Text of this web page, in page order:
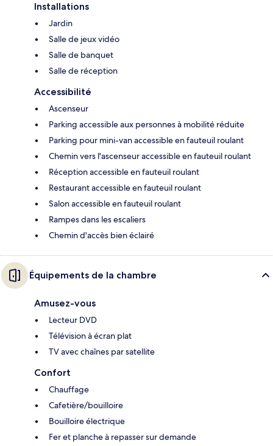
Installations
Jardin
Salle de jeux vidéo
Salle de banquet
Salle de réception
Accessibilité
Ascenseur
Parking accessible aux personnes à mobilité réduite
Parking pour mini-van accessible en fauteuil roulant
Chemin vers l'ascenseur accessible en fauteuil roulant
Réception accessible en fauteuil roulant
Restaurant accessible en fauteuil roulant
Salon accessible en fauteuil roulant
Rampes dans les escaliers
Chemin d'accès bien éclairé
Équipements de la chambre
Amusez-vous
Lecteur DVD
Télévision à écran plat
TV avec chaînes par satellite
Confort
Chauffage
Cafetière/bouilloire
Bouilloire électrique
Fer et planche à repasser sur demande